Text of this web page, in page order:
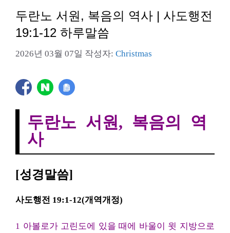
두란노 서원, 복음의 역사 | 사도행전
19:1-12 하루말씀
2026년 03월 07일 작성자: Christmas
두란노 서원, 복음의 역
사
[성경말씀]
사도행전 19:1-12(개역개정)
1 아볼로가 고린도에 있을 때에 바울이 윗 지방으로